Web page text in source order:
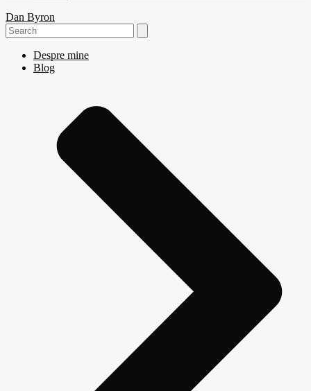
Dan Byron
Search
for:
Despre mine
Blog